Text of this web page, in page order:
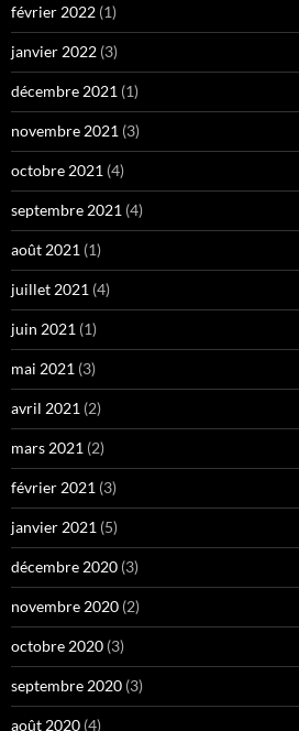
février 2022 (1)
janvier 2022 (3)
décembre 2021 (1)
novembre 2021 (3)
octobre 2021 (4)
septembre 2021 (4)
août 2021 (1)
juillet 2021 (4)
juin 2021 (1)
mai 2021 (3)
avril 2021 (2)
mars 2021 (2)
février 2021 (3)
janvier 2021 (5)
décembre 2020 (3)
novembre 2020 (2)
octobre 2020 (3)
septembre 2020 (3)
août 2020 (4)